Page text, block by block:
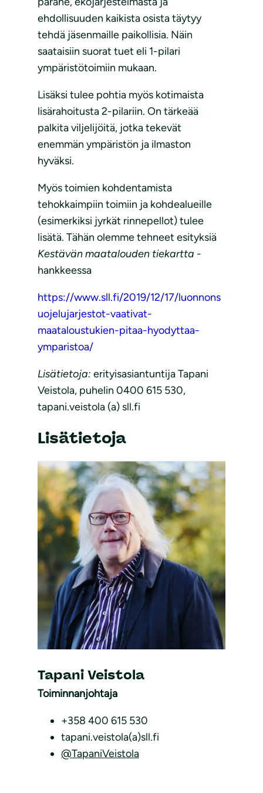
ehdollisuuden kaikista osista täytyy
tehdä jäsenmaille paikollisia. Näin
saataisiin suorat tuet eli 1-pilari
ympäristötoimiin mukaan.
Lisäksi tulee pohtia myös kotimaista
lisärahoitusta 2-pilariin. On tärkeää
palkita viljelijöitä, jotka tekevät
enemmän ympäristön ja ilmaston
hyväksi.
Myös toimien kohdentamista
tehokkaimpiin toimiin ja kohdealueille
(esimerkiksi jyrkät rinnepellot) tulee
lisätä. Tähän olemme tehneet esityksiä
Kestävän maatalouden tiekartta -
hankkeessa
https://www.sll.fi/2019/12/17/luonnons
uojelujarjestot-vaativat-
maataloustukien-pitaa-hyodyttaa-
ymparistoa/
Lisätietoja: erityisasiantuntija Tapani
Veistola, puhelin 0400 615 530,
tapani.veistola (a) sll.fi
Lisätietoja
Toiminnanjohtaja
Tapani Veistola
+358 400 615 530
tapani.veistola(a)sll.fi
@TapaniVeistola